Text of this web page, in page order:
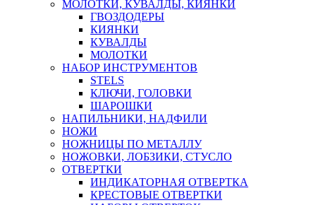
МОЛОТКИ, КУВАЛДЫ, КИЯНКИ
ГВОЗДОДЕРЫ
КИЯНКИ
КУВАЛДЫ
МОЛОТКИ
НАБОР ИНСТРУМЕНТОВ
STELS
КЛЮЧИ, ГОЛОВКИ
ШАРОШКИ
НАПИЛЬНИКИ, НАДФИЛИ
НОЖИ
НОЖНИЦЫ ПО МЕТАЛЛУ
НОЖОВКИ, ЛОБЗИКИ, СТУСЛО
ОТВЕРТКИ
ИНДИКАТОРНАЯ ОТВЕРТКА
КРЕСТОВЫЕ ОТВЕРТКИ